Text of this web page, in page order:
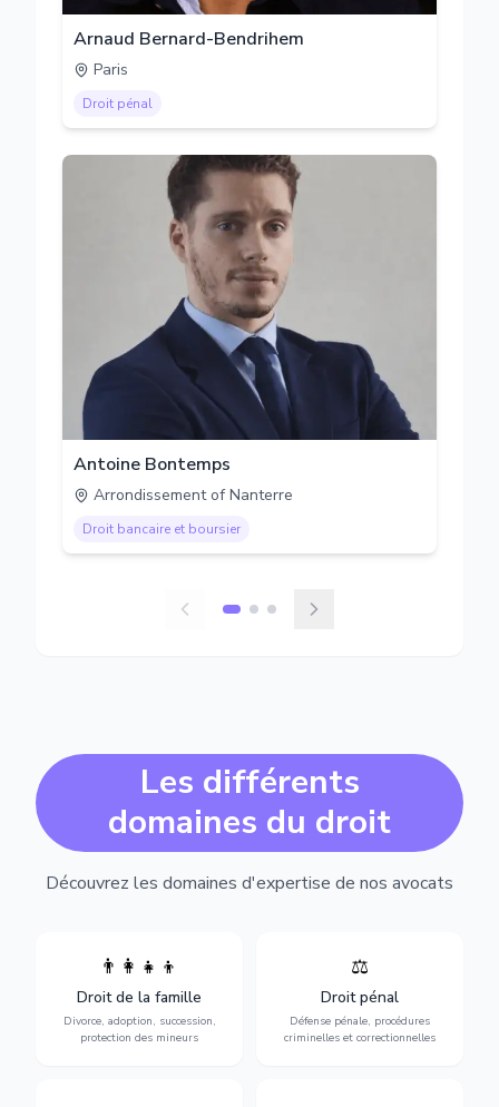
Arnaud Bernard-Bendrihem
Paris
Droit pénal
Antoine Bontemps
Arrondissement of Nanterre
Droit bancaire et boursier
Les différents
domaines du droit
Découvrez les domaines d'expertise de nos avocats
👨‍👩‍👧‍👦
Droit de la famille
Divorce, adoption, succession,
protection des mineurs
Divorce, garde d'enfants,
adoption, succession et
protection des personnes
vulnérables.
⚖️
Droit pénal
Défense pénale, procédures
criminelles et correctionnelles
Expertise en matière pénale,
vue jusqu'au procès, pour
toute affaire correctionnelle
ou criminelle.